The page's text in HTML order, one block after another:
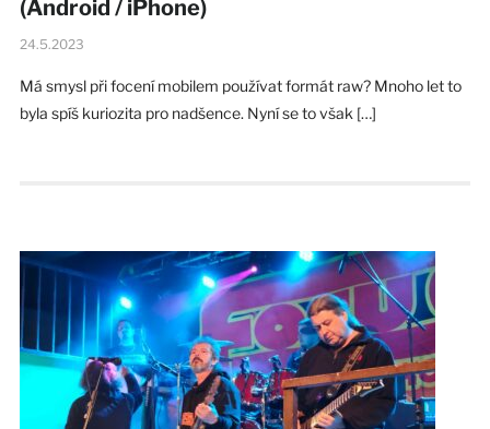
(Android / iPhone)
24.5.2023
Má smysl při focení mobilem používat formát raw? Mnoho let to
byla spíš kuriozita pro nadšence. Nyní se to však […]